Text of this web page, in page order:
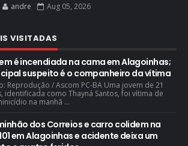
andre Aug 05, 2026
VISITADAS
é incendiada na cama em Alagoinhas;
suspeito é o companheiro da vítima
Reprodução / Ascom PC-BA Uma jovem de 21
identificada como Thayná Santos, foi vítima de
na manhã ...
dos Correios e carro colidem na
em Alagoinhas e acidente deixa um